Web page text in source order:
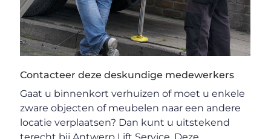
Contacteer deze deskundige medewerkers
Gaat u binnenkort verhuizen of moet u enkele
zware objecten of meubelen naar een andere
locatie verplaatsen? Dan kunt u uitstekend